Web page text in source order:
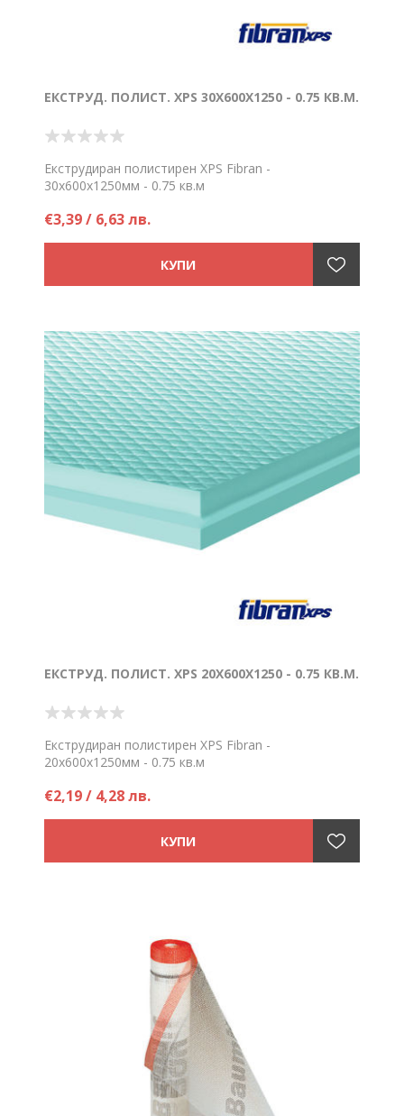
ЕКСТРУД. ПОЛИСТ. XPS 30Х600Х1250 - 0.75 КВ.М.
Екструдиран полистирен XPS Fibran -
30х600х1250мм - 0.75 кв.м
€3,39 / 6,63 лв.
ЕКСТРУД. ПОЛИСТ. XPS 20Х600Х1250 - 0.75 КВ.М.
Екструдиран полистирен XPS Fibran -
20х600х1250мм - 0.75 кв.м
€2,19 / 4,28 лв.